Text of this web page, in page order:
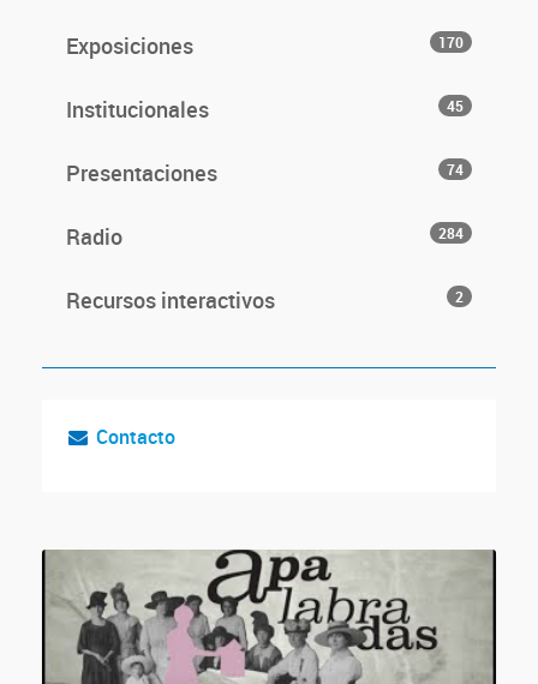
Exposiciones 170
Institucionales 45
Presentaciones 74
Radio 284
Recursos interactivos 2
Contacto